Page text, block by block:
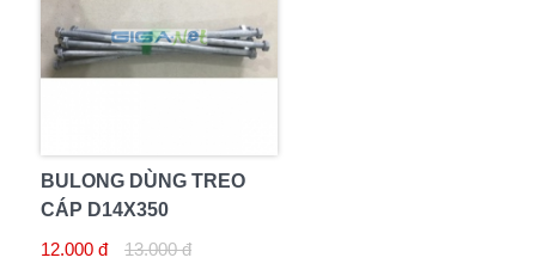
BULONG DÙNG TREO
CÁP D14X350
12.000 đ
13.000 đ